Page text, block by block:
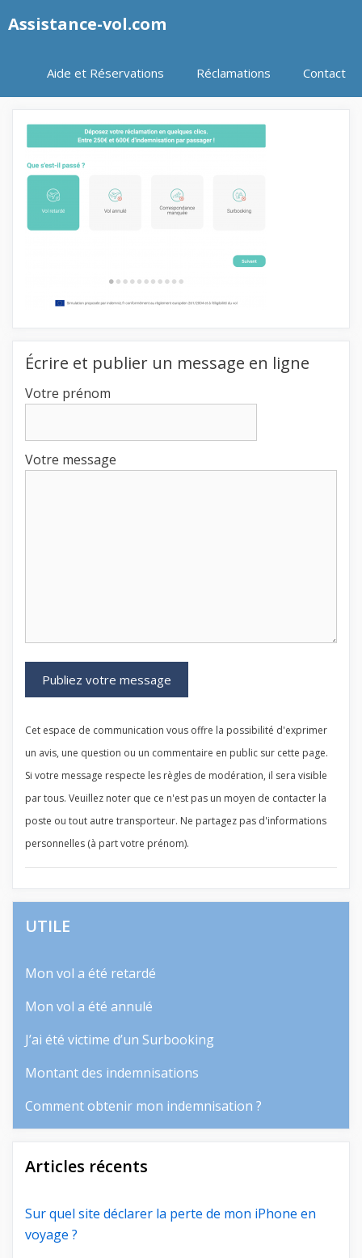
auAssistance-vol.com
Aide et Réservations Réclamations Contact
Écrire et publier un message en ligne
Votre prénom
Votre message
Cet espace de communication vous offre la possibilité d'exprimer
un avis, une question ou un commentaire en public sur cette page.
Si votre message respecte les règles de modération, il sera visible
par tous. Veuillez noter que ce n'est pas un moyen de contacter la
poste ou tout autre transporteur. Ne partagez pas d'informations
personnelles (à part votre prénom).
UTILE
Mon vol a été retardé
Mon vol a été annulé
J’ai été victime d’un Surbooking
Montant des indemnisations
Comment obtenir mon indemnisation ?
Articles récents
Sur quel site déclarer la perte de mon iPhone en
voyage ?